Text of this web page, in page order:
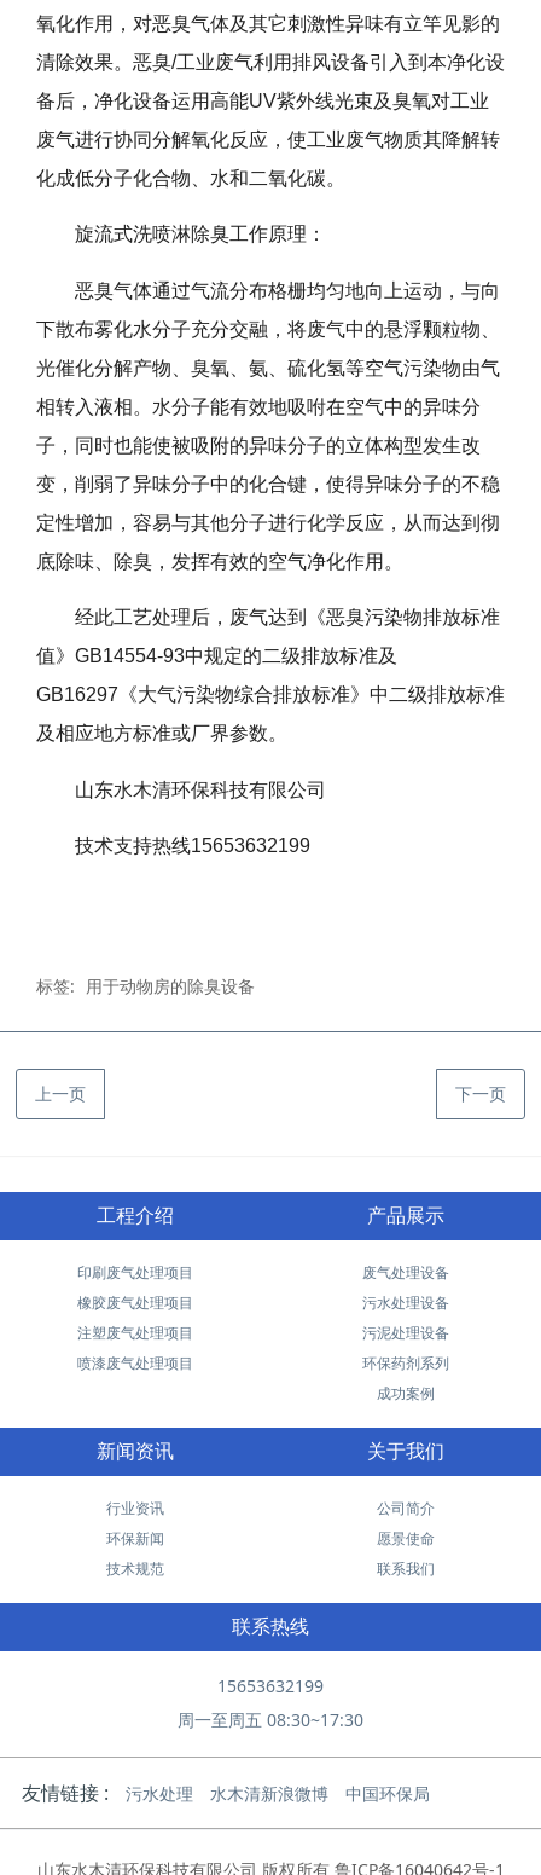
氧化作用，对恶臭气体及其它刺激性异味有立竿见影的
清除效果。恶臭/工业废气利用排风设备引入到本净化设
备后，净化设备运用高能UV紫外线光束及臭氧对工业
废气进行协同分解氧化反应，使工业废气物质其降解转
化成低分子化合物、水和二氧化碳。
旋流式洗喷淋除臭工作原理：
恶臭气体通过气流分布格栅均匀地向上运动，与向
下散布雾化水分子充分交融，将废气中的悬浮颗粒物、
光催化分解产物、臭氧、氨、硫化氢等空气污染物由气
相转入液相。水分子能有效地吸咐在空气中的异味分
子，同时也能使被吸附的异味分子的立体构型发生改
变，削弱了异味分子中的化合键，使得异味分子的不稳
定性增加，容易与其他分子进行化学反应，从而达到彻
底除味、除臭，发挥有效的空气净化作用。
经此工艺处理后，废气达到《恶臭污染物排放标准
值》GB14554-93中规定的二级排放标准及
GB16297《大气污染物综合排放标准》中二级排放标准
及相应地方标准或厂界参数。
山东水木清环保科技有限公司
技术支持热线15653632199
标签: 用于动物房的除臭设备
上一页 下一页
工程介绍
印刷废气处理项目
橡胶废气处理项目
注塑废气处理项目
喷漆废气处理项目
产品展示
废气处理设备
污水处理设备
污泥处理设备
环保药剂系列
成功案例
新闻资讯
行业资讯
环保新闻
技术规范
关于我们
公司简介
愿景使命
联系我们
联系热线
15653632199
周一至周五 08:30~17:30
友情链接 : 污水处理 水木清新浪微博 中国环保局
山东水木清环保科技有限公司 版权所有 鲁ICP备16040642号-1